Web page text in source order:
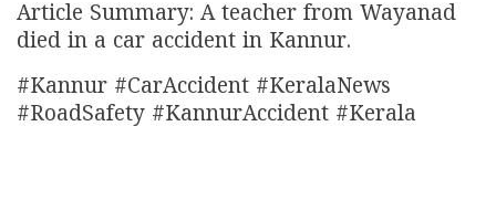
Article Summary: A teacher from Wayanad
died in a car accident in Kannur.
#Kannur #CarAccident #KeralaNews
#RoadSafety #KannurAccident #Kerala